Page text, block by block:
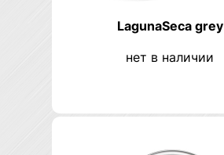
LagunaSeca grey
нет в наличии